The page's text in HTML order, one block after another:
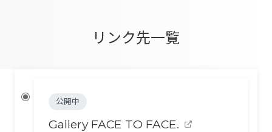
リンク先一覧
公開中
Gallery FACE TO FACE.